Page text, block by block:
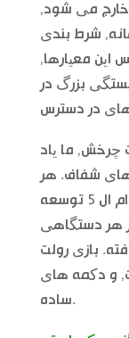
خارج می شود,
شرط بندی
این معیارها,
بزرگ در
چرخش, ما یاد
های شفاف. هر
بازی با استفاده از تکنولوژی اچ تی ام ال 5 توسعه
از هر دستگاهی
بازی رولت
و دکمه های
ساده.